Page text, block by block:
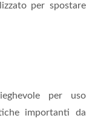
per spostare
per uso
importanti da